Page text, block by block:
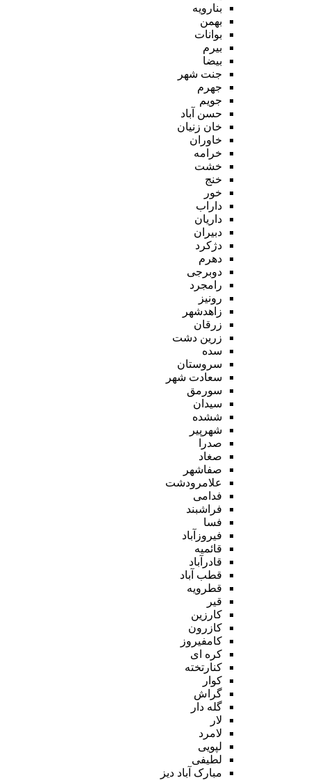
بنارویه
بهمن
بوانات
بیرم
بیضا
جنت شهر
جهرم
جویم
حسن آباد
خان زنیان
خاوران
خرامه
خشت
خنج
خور
داراب
داریان
دبیران
دژکرد
دهرم
دوبرجی
رامجرد
رونیز
زاهدشهر
زرقان
زرین دشت
سده
سروستان
سعادت شهر
سورمق
سیدان
ششده
شهرپیر
صدرا
صغاد
صفاشهر
علامرودشت
فدامی
فراشبند
فسا
فیروزآباد
قائمیه
قادرآباد
قطب آباد
قطرویه
قیر
کارزین
کازرون
کامفیروز
کره ای
کنارتخته
کوار
گراش
گله دار
لار
لامرد
لپویی
لطیفی
مبارک آباد دیز